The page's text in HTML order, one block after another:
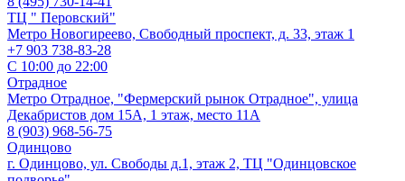
ТЦ " Перовский"
Метро Новогиреево, Свободный проспект, д. 33, этаж 1
+7 903 738-83-28
С 10:00 до 22:00
Отрадное
Метро Отрадное, "Фермерский рынок Отрадное", улица
Декабристов дом 15А, 1 этаж, место 11А
8 (903) 968-56-75
Одинцово
г. Одинцово, ул. Свободы д.1, этаж 2, ТЦ "Одинцовское